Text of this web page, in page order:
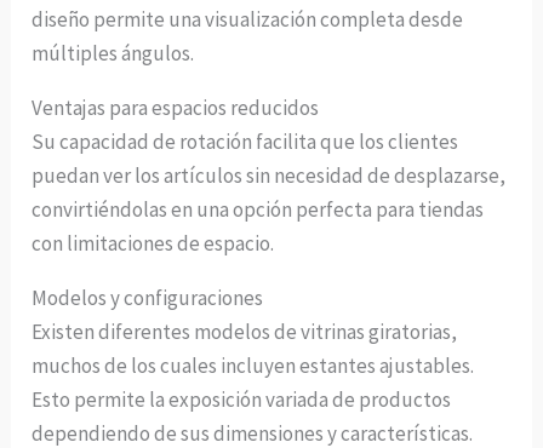
diseño permite una visualización completa desde
múltiples ángulos.
Ventajas para espacios reducidos
Su capacidad de rotación facilita que los clientes
puedan ver los artículos sin necesidad de desplazarse,
convirtiéndolas en una opción perfecta para tiendas
con limitaciones de espacio.
Modelos y configuraciones
Existen diferentes modelos de vitrinas giratorias,
muchos de los cuales incluyen estantes ajustables.
Esto permite la exposición variada de productos
dependiendo de sus dimensiones y características.